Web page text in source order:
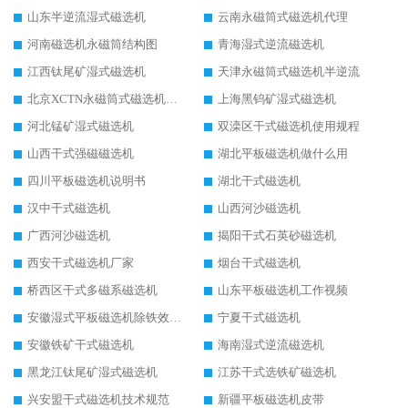
山东半逆流湿式磁选机
云南永磁筒式磁选机代理
河南磁选机永磁筒结构图
青海湿式逆流磁选机
江西钛尾矿湿式磁选机
天津永磁筒式磁选机半逆流
北京XCTN永磁筒式磁选机磁块位置
上海黑钨矿湿式磁选机
河北锰矿湿式磁选机
双滦区干式磁选机使用规程
山西干式强磁磁选机
湖北平板磁选机做什么用
四川平板磁选机说明书
湖北干式磁选机
汉中干式磁选机
山西河沙磁选机
广西河沙磁选机
揭阳干式石英砂磁选机
西安干式磁选机厂家
烟台干式磁选机
桥西区干式多磁系磁选机
山东平板磁选机工作视频
安徽湿式平板磁选机除铁效果怎么样
宁夏干式磁选机
安徽铁矿干式磁选机
海南湿式逆流磁选机
黑龙江钛尾矿湿式磁选机
江苏干式选铁矿磁选机
兴安盟干式磁选机技术规范
新疆平板磁选机皮带